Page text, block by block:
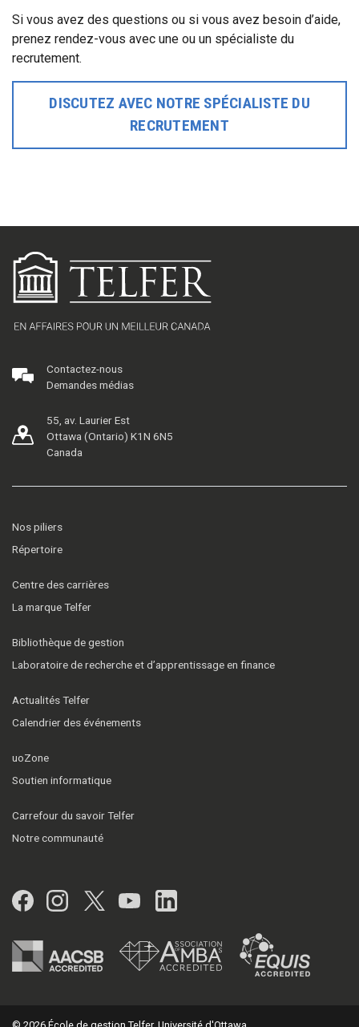
Si vous avez des questions ou si vous avez besoin d’aide,
prenez rendez-vous avec une ou un spécialiste du
recrutement.
DISCUTEZ AVEC NOTRE SPÉCIALISTE DU
RECRUTEMENT
Contactez-nous
Demandes médias
55, av. Laurier Est
Ottawa (Ontario) K1N 6N5
Canada
Nos piliers
Répertoire
Centre des carrières
La marque Telfer
Bibliothèque de gestion
Laboratoire de recherche et d’apprentissage en finance
Actualités Telfer
Calendrier des événements
uoZone
Soutien informatique
Carrefour du savoir Telfer
Notre communauté
Facebook
Instagram
Twitter
YouTubeLinkedIn